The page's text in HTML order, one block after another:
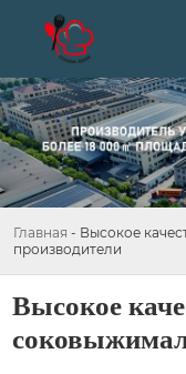
Главная - Высокое
производители
Высокое